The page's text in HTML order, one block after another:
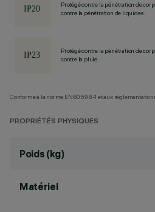
Protégé contre la pénétration de
contre la pénétration de liquides.
Protégé contre la pénétration de
contre la pluie.
Conforme à la norme EN60598-1 et aux
PROPRIÉTÉS PHYSIQUES
Poids (kg)
Matériel